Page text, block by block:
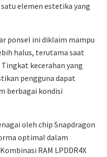
elemen estetika yang
ponsel ini diklaim mampu
halus, terutama saat
kecerahan yang
pengguna dapat
berbagai kondisi
oleh chip Snapdragon
optimal dalam
RAM LPDDR4X